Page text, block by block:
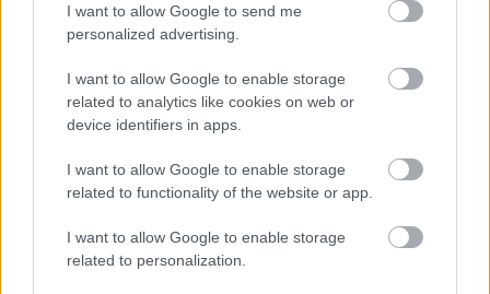
I want to allow Google to send me
personalized advertising.
I want to allow Google to enable storage
related to analytics like cookies on web or
device identifiers in apps.
I want to allow Google to enable storage
related to functionality of the website or app.
I want to allow Google to enable storage
related to personalization.
súlyos tanulságokat hordozó, sajátos puccskísérlet
epizódjainak lehetünk tanúi: az eurózóna és egyben
az EU vezetői a szemünk előtt próbálnak kigolyózni
egy 5 hónapja…